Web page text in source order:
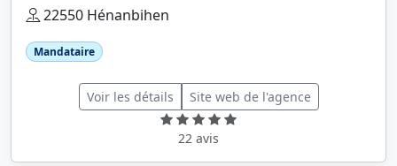
22550 Hénanbihen
Mandataire
Voir les détails Site web de l'agence
22 avis